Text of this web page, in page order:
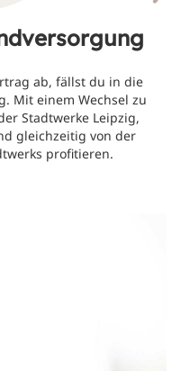
ab, fällst du in die
Mit einem Wechsel zu
Stadtwerke Leipzig,
gleichzeitig von der
profitieren.